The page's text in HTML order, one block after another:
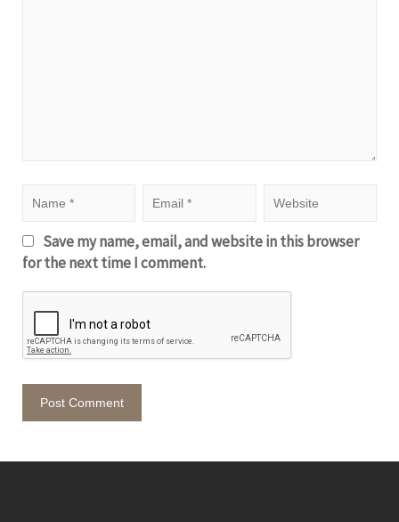
Save my name, email, and website in this browser
for the next time I comment.